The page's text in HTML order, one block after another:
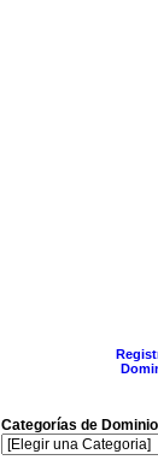
Categorías de